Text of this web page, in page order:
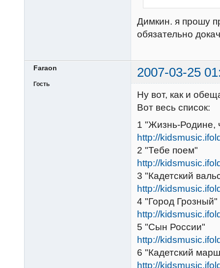
Димкин. я прошу
обязательно
Faraon 2007-03-25
Гость
Ну вот, как и
Вот весь список:
1 "Жизнь-Родине,
http://
2 "Тебе поем"
http://
3 "Кадетский
http://
4 "Город Грозный"
http://
5 "Сын России"
http://
6 "Кадетский
http://